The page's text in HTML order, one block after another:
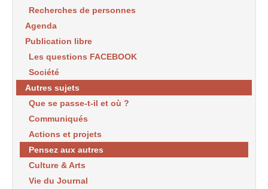
Recherches de personnes
Agenda
Publication libre
Les questions FACEBOOK
Société
Autres sujets
Que se passe-t-il et où ?
Communiqués
Actions et projets
Pensez aux autres
Culture & Arts
Vie du Journal